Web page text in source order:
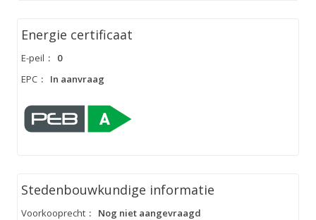
Energie certificaat
E-peil :
0
EPC : In aanvraag
Stedenbouwkundige informatie
Voorkooprecht :
Nog niet aangevraagd